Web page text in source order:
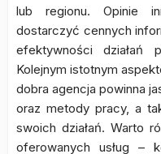
lub regionu. Opinie
dostarczyć cennych
efektywności działań
Kolejnym istotnym
dobra agencja powinna
oraz metody pracy, a
swoich działań. Warto
oferowanych usług –